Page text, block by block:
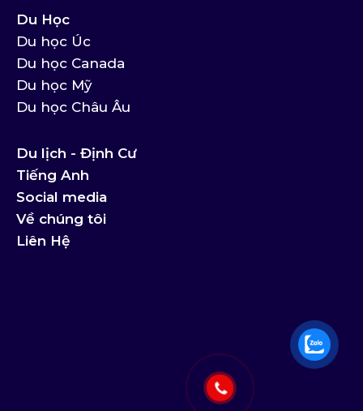
Du Học
Du học Úc
Du học Canada
Du học Mỹ
Du học Châu Âu
Du lịch - Định Cư
Tiếng Anh
Social media
Về chúng tôi
Liên Hệ